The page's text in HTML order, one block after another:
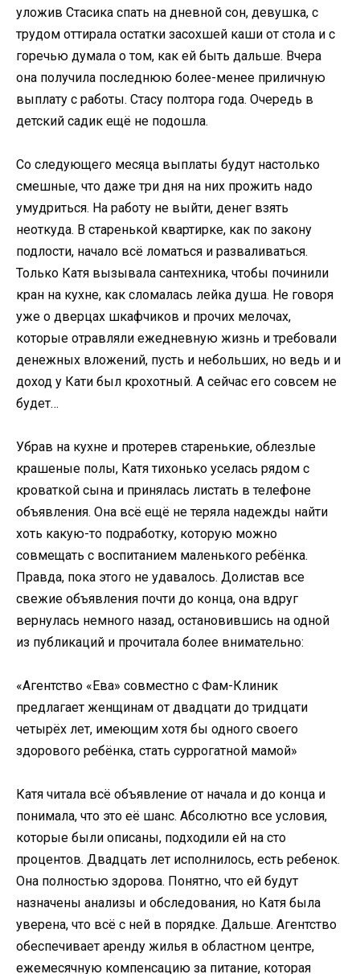
уложив Стасика спать на дневной сон, девушка, с
трудом оттирала остатки засохшей каши от стола и с
горечью думала о том, как ей быть дальше. Вчера
она получила последнюю более-менее приличную
выплату с работы. Стасу полтора года. Очередь в
детский садик ещё не подошла.
Со следующего месяца выплаты будут настолько
смешные, что даже три дня на них прожить надо
умудриться. На работу не выйти, денег взять
неоткуда. В старенькой квартирке, как по закону
подлости, начало всё ломаться и разваливаться.
Только Катя вызывала сантехника, чтобы починили
кран на кухне, как сломалась лейка душа. Не говоря
уже о дверцах шкафчиков и прочих мелочах,
которые отравляли ежедневную жизнь и требовали
денежных вложений, пусть и небольших, но ведь и и
доход у Кати был крохотный. А сейчас его совсем не
будет…
Убрав на кухне и протерев старенькие, облезлые
крашеные полы, Катя тихонько уселась рядом с
кроваткой сына и принялась листать в телефоне
объявления. Она всё ещё не теряла надежды найти
хоть какую-то подработку, которую можно
совмещать с воспитанием маленького ребёнка.
Правда, пока этого не удавалось. Долистав все
свежие объявления почти до конца, она вдруг
вернулась немного назад, остановившись на одной
из публикаций и прочитала более внимательно:
«Агентство «Ева» совместно с Фам-Клиник
предлагает женщинам от двадцати до тридцати
четырёх лет, имеющим хотя бы одного своего
здорового ребёнка, стать суррогатной мамой»
Катя читала всё объявление от начала и до конца и
понимала, что это её шанс. Абсолютно все условия,
которые были описаны, подходили ей на сто
процентов. Двадцать лет исполнилось, есть ребенок.
Она полностью здорова. Понятно, что ей будут
назначены анализы и обследования, но Катя была
уверена, что всё с ней в порядке. Дальше. Агентство
обеспечивает аренду жилья в областном центре,
ежемесячную компенсацию за питание, которая